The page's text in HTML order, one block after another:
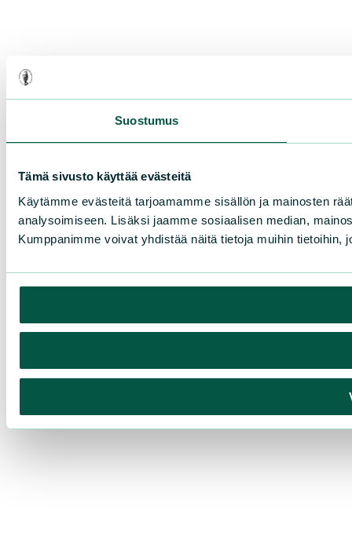
Suostumus
Tämä sivusto käyttää evästeitä
Käytämme evästeitä tarjoamamme sisällön ja mainosten
analysoimiseen. Lisäksi jaamme sosiaalisen median,
Kumppanimme voivat yhdistää näitä tietoja muihin tietoihin,